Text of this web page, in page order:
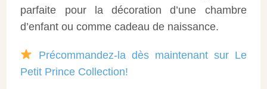
parfaite pour la décoration d’une chambre
d’enfant ou comme cadeau de naissance.
Précommandez-la dès maintenant sur Le
Petit Prince Collection!